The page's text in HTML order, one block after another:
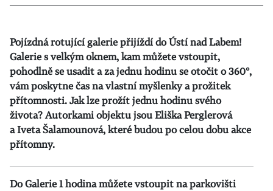
Pojízdná rotující galerie přijíždí do Ústí nad Labem!
Galerie s velkým oknem, kam můžete vstoupit,
pohodlně se usadit a za jednu hodinu se otočit o 360°,
vám poskytne čas na vlastní myšlenky a prožitek
přítomnosti. Jak lze prožít jednu hodinu svého
života? Autorkami objektu jsou Eliška Perglerová
a Iveta Šalamounová, které budou po celou dobu akce
přítomny.
Do Galerie 1 hodina můžete vstoupit na parkovišti